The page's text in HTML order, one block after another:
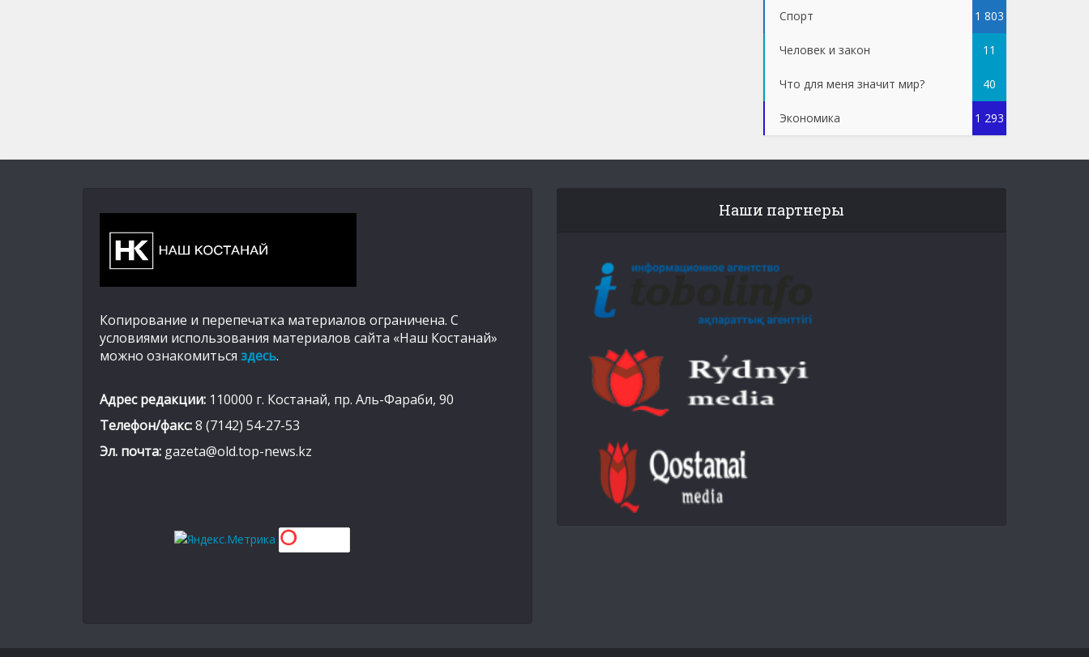
Спорт 1 803
Человек и закон 11
Что для меня значит мир? 40
Экономика 1 293
Копирование и перепечатка материалов ограничена. С
условиями использования материалов сайта «Наш Костанай»
можно ознакомиться здесь.
Адрес редакции: 110000 г. Костанай, пр. Аль-Фараби, 90
Телефон/факс:8 (7142) 54-27-53
Эл. почта: gazeta@old.top-news.kz
Наши партнеры